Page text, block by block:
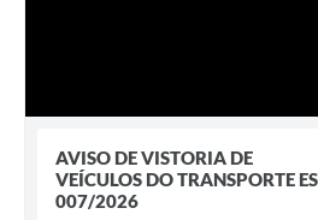
AVISO DE VISTORIA DE
VEÍCULOS DO TRANSPORTE
007/2026